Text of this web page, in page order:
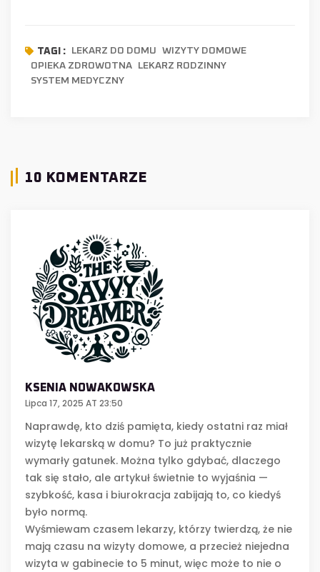
TAGI : LEKARZ DO DOMU
WIZYTY DOMOWE
OPIEKA ZDROWOTNA
LEKARZ RODZINNY
SYSTEM MEDYCZNY
10 KOMENTARZE
KSENIA NOWAKOWSKA
Lipca 17, 2025 AT 23:50
Naprawdę, kto dziś pamięta, kiedy ostatni raz miał
wizytę lekarską w domu? To już praktycznie
wymarły gatunek. Można tylko gdybać, dlaczego
tak się stało, ale artykuł świetnie to wyjaśnia —
szybkość, kasa i biurokracja zabijają to, co kiedyś
było normą.
Wyśmiewam czasem lekarzy, którzy twierdzą, że nie
mają czasu na wizyty domowe, a przecież niejedna
wizyta w gabinecie to 5 minut, więc może to nie o